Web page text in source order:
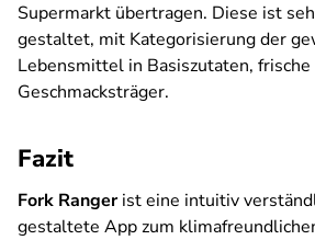
Supermarkt übertragen. Diese ist
gestaltet, mit Kategorisierung der
Lebensmittel in Basiszutaten,
Geschmacksträger.
Fazit
Fork Rangerist eine intuitiv
gestaltete App zum